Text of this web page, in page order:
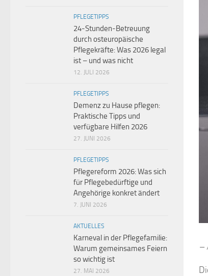
–
PFLEGETIPPS
24-Stunden-Betreuung
durch osteuropäische
Pflegekräfte: Was 2026 legal
ist – und was nicht
12. JULI 2026
PFLEGETIPPS
Demenz zu Hause pflegen:
Praktische Tipps und
verfügbare Hilfen 2026
27. JUNI 2026
PFLEGETIPPS
Pflegereform 2026: Was sich
für Pflegebedürftige und
Angehörige konkret ändert
7. JUNI 2026
AKTUELLES
Karneval in der Pflegefamilie:
Warum gemeinsames Feiern
so wichtig ist
27. MAI 2026